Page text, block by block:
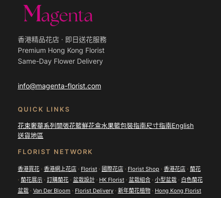
香港精品花店 · 即日送花服務
Premium Hong Kong Florist
Same-Day Flower Delivery
info@magenta-florist.com
QUICK LINKS
花束奢華系列開張花籃鮮花盒水果籃包裝指南尺寸指南English
送貨地區
FLORIST NETWORK
香港買花· 香港網上花店· Florist· 國際花店· Florist Shop · 香港花店· 蘭花
· 蘭花展示· 訂購蘭花· 盆栽設計· HK Florist· 盆栽組合· 小型盆栽· 白色蘭花
盆栽· Van Der Bloom · Florist Delivery· 新年蘭花植物· Hong Kong Florist